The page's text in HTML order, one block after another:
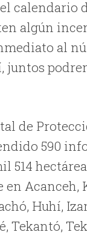
calendario
algún
al
juntos
de
590
514
Acanceh,
Huhí,
Tekantó,